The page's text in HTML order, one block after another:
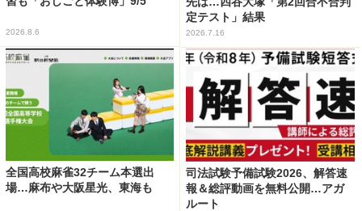
2026.8.6
定テスト」結果
2026.7.16
全国高校麻雀32チーム本選出
場…麻布や大阪星光、東海も
司法試験予備試験2026、解答速
報＆総評動画を無料公開…アガ
ルート